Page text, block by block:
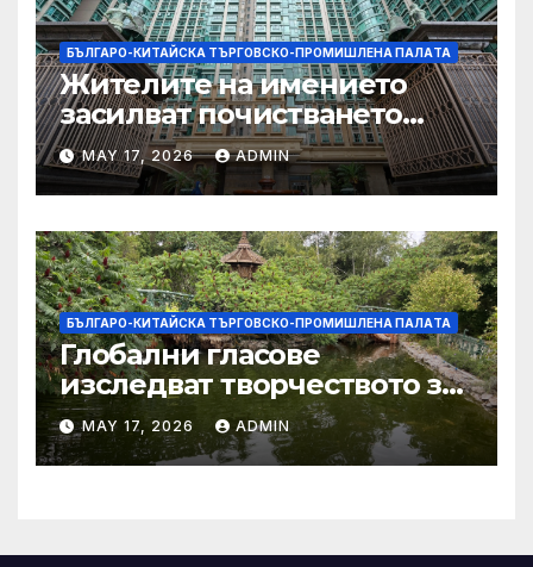
БЪЛГАРО-КИТАЙСКА ТЪРГОВСКО-ПРОМИШЛЕНА ПАЛAТА
Жителите на имението
засилват почистването
след първия случай на
хепатит на плъхове в града
тази година
MAY 17, 2026 ADMIN
БЪЛГАРО-КИТАЙСКА ТЪРГОВСКО-ПРОМИШЛЕНА ПАЛAТА
Глобални гласове
изследват творчеството за
устойчиви градове в Wuxi
MAY 17, 2026 ADMIN